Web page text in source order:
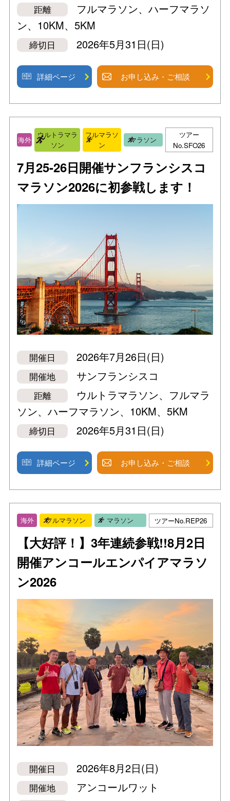
距離
フルマラソン、ハーフマラソ
ン、10KM、5KM
締切日 2026年5月31日(日)
詳細ページ お申し込み・ご相談
海外
ウルトラマラ
ソン
フルマラソ
ン
マラソン
ツアー
No.SFO26
7月25-26日開催サンフランシスコ
マラソン2026に初参戦します！
開催日 2026年7月26日(日)
開催地 サンフランシスコ
距離
ウルトラマラソン、フルマラ
ソン、ハーフマラソン、10KM、5KM
締切日 2026年5月31日(日)
詳細ページ お申し込み・ご相談
海外 フルマラソン マラソン ツアーNo.REP26
【大好評！】3年連続参戦!!8月2日
開催アンコールエンパイアマラソ
ン2026
開催日 2026年8月2日(日)
開催地 アンコールワット